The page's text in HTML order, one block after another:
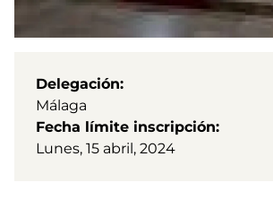
Delegación
Málaga
Fecha límite inscripción
Lunes, 15 abril, 2024